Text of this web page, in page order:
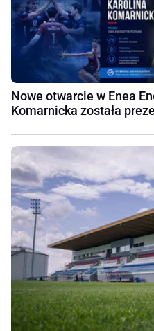
Nowe otwarcie w Enea
Komarnicka została